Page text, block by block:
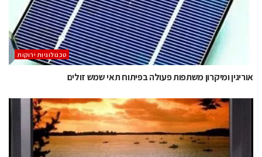
‫טכנולוגיות ירוקות‬
אוריגין ומיקרון משתפות פעולה בפיתוח תאי שמש זולים